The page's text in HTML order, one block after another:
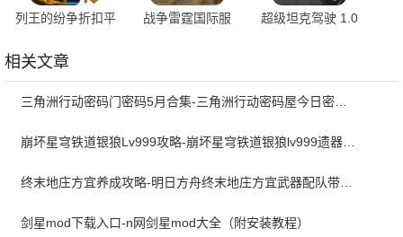
列王的纷争折扣平
战争雷霆国际服
超级坦克驾驶 1.0
相关文章
三角洲行动密码门密码5月合集-三角洲行动密码屋今日密码大全2026最新5月
崩坏星穹铁道银狼Lv999攻略-崩坏星穹铁道银狼lv999遗器词条带什么
终末地庄方宜养成攻略-明日方舟终末地庄方宜武器配队带什么
剑星mod下载入口-n网剑星mod大全（附安装教程）